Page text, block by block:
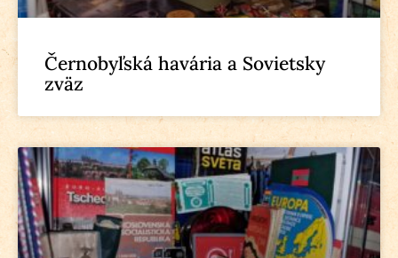
Černobyľská havária a Sovietsky
zväz